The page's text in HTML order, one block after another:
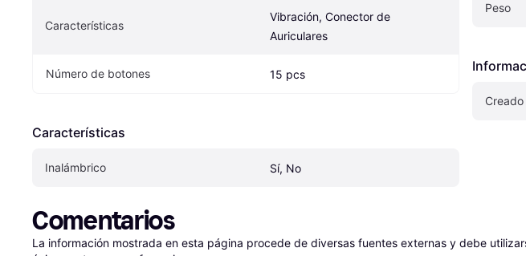
Características
Vibración, Conector de
Auriculares
Número de botones 15 pcs
Características
Inalámbrico Sí, No
Peso
Comentarios
La información mostrada en esta página procede de diversas fuentes externas y debe